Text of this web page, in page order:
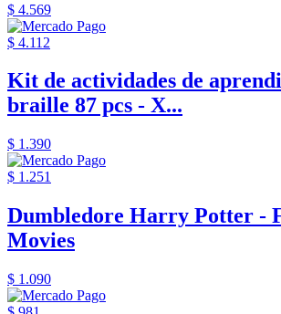
$ 4.569
$ 4.112
Kit de actividades de
braille 87 pcs - X...
$ 1.390
$ 1.251
Dumbledore Harry Potter -
Movies
$ 1.090